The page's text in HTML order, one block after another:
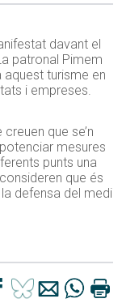
davant el
patronal Pimem
turisme en
i empreses.
que se’n
mesures
punts una
que és
defensa del medi